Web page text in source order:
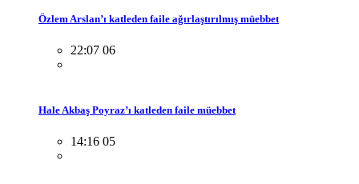
Özlem Arslan’ı katleden faile ağırlaştırılmış müebbet
22:07 06
Hale Akbaş Poyraz’ı katleden faile müebbet
14:16 05